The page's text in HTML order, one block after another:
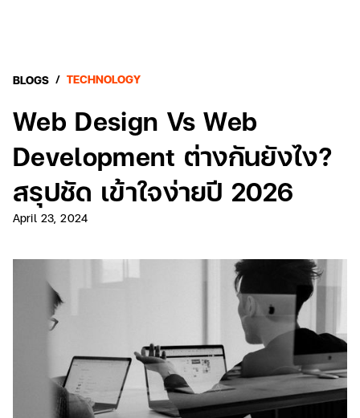
BLOGS / TECHNOLOGY
Web Design Vs Web
Development ต่างกันยังไง?
สรุปชัด เข้าใจง่ายปี 2026
April 23, 2024